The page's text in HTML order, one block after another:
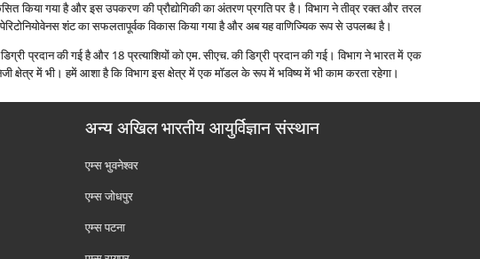
किया गया है और इस उपकरण की प्रौद्योगिकी का अंतरण प्रगति पर है। विभाग ने तीव्र रक्‍त और तरल
शंट का सफलतापूर्वक विकास किया गया है और अब यह वाणिज्यिक रूप से उपलब्‍ध है।
प्रदान की गई है और 18 प्रत्‍याशियों को एम. सीएच. की डिग्री प्रदान की गई। विभाग ने भारत में एक
क्षेत्र में भी। हमें आशा है कि विभाग इस क्षेत्र में एक मॉडल के रूप में भविष्‍य में भी काम करता रहेगा।
अन्य अखिल भारतीय आयुर्विज्ञान संस्थान
एम्‍स भुवनेश्वर
एम्‍स जोधपुर
एम्‍स पटना